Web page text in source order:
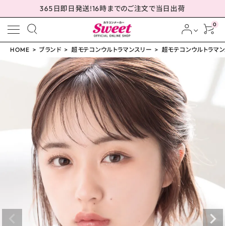
365日即日発送!16時までのご注文で当日出荷
0
meeting_room ログイン person 会員登録
超モテコンウルトラマン
スリー つやモテリング 1
1,650(税込)
HOME ブランド 超モテコンウルトラマンスリー 超モテコンウルトラマ